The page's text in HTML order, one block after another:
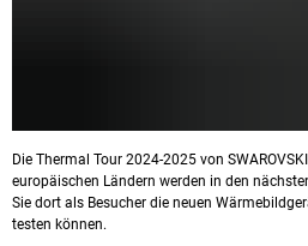
Die Thermal Tour 2024-2025 von
europäischen Ländern werden in den
Sie dort als Besucher die neuen
testen können.